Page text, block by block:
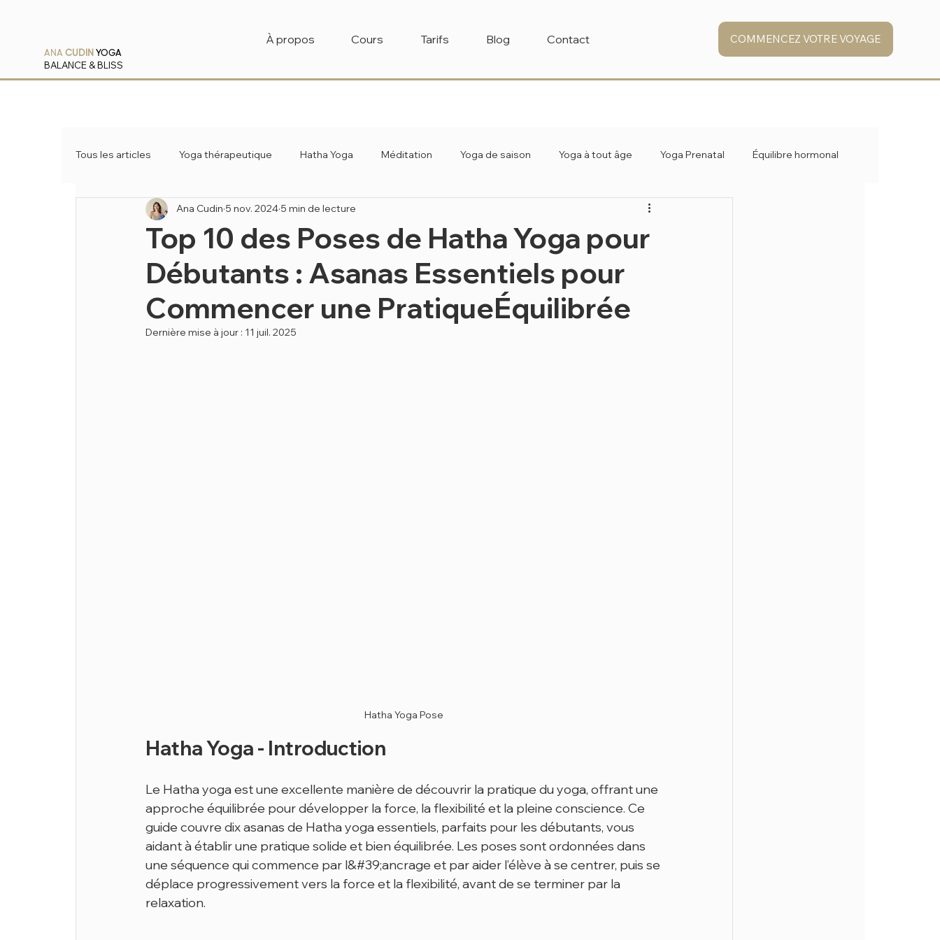
ANACUDIN YOGA
BALANCE & BLISS
COMMENCEZ VOTRE VOYAGE
À propos Cours Tarifs Blog Contact
Tous les articles Yoga thérapeutique Hatha Yoga Méditation Yoga de saison Yoga à tout âge Yoga Prenatal Équilibre hormonal
Pranayama Ayurveda
Top 10 des Poses de Hatha Yoga pour
Débutants : Asanas Essentiels pour
Commencer une PratiqueÉquilibrée
Ana Cudin 5 nov. 2024 5 min de lecture
Dernière mise à jour : 11 juil. 2025
Hatha Yoga Pose
Hatha Yoga - Introduction
Le Hatha yoga est une excellente manière de découvrir la pratique du yoga, offrant une
approche équilibrée pour développer la force, la flexibilité et la pleine conscience. Ce
guide couvre dix asanas de Hatha yoga essentiels, parfaits pour les débutants, vous
aidant à établir une pratique solide et bien équilibrée. Les poses sont ordonnées dans
une séquence qui commence par l&#39;ancrage et par aider l’élève à se centrer, puis se
déplace progressivement vers la force et la flexibilité, avant de se terminer par la
relaxation.